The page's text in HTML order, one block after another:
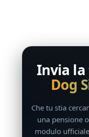
Invia la
Dog
Che tu stia
una pensione
modulo